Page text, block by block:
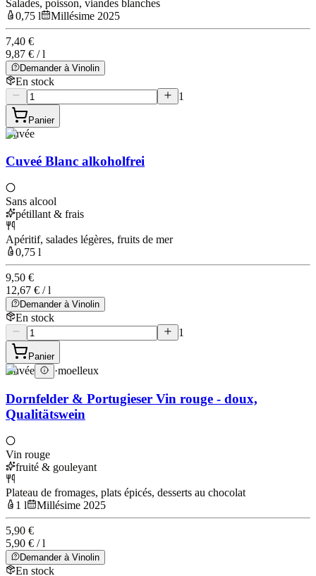
Salades, poisson, viandes blanches
0,75 l
Millésime 2025
7,40 €
9,87 € / l
Demander à Vinolin
En stock
1
Panier
Cuvée
Cuveé Blanc alkoholfrei
Sans alcool
pétillant & frais
Apéritif, salades légères, fruits de mer
0,75 l
9,50 €
12,67 € / l
Demander à Vinolin
En stock
1
Panier
Cuvée ·moelleux
Dornfelder & Portugieser Vin rouge - doux,
Qualitätswein
Vin rouge
fruité & gouleyant
Plateau de fromages, plats épicés, desserts au chocolat
1 l
Millésime 2025
5,90 €
5,90 € / l
Demander à Vinolin
En stock